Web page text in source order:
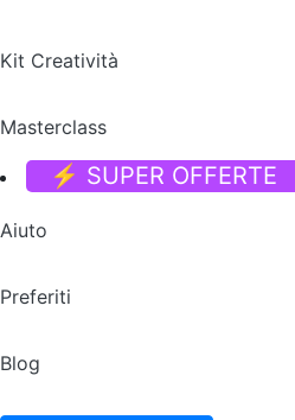
Kit Creatività
Masterclass
⚡ SUPER OFFERTE
Aiuto
Preferiti
Blog